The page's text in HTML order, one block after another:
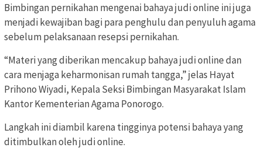
Bimbingan pernikahan mengenai bahaya judi online ini juga
menjadi kewajiban bagi para penghulu dan penyuluh agama
sebelum pelaksanaan resepsi pernikahan.
“Materi yang diberikan mencakup bahaya judi online dan
cara menjaga keharmonisan rumah tangga,” jelas Hayat
Prihono Wiyadi, Kepala Seksi Bimbingan Masyarakat Islam
Kantor Kementerian Agama Ponorogo.
Langkah ini diambil karena tingginya potensi bahaya yang
ditimbulkan oleh judi online.